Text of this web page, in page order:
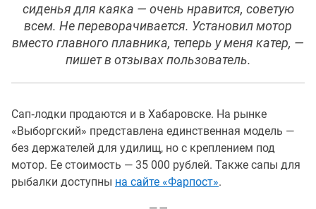
сиденья для каяка — очень нравится, советую
всем. Не переворачивается. Установил мотор
вместо главного плавника, теперь у меня катер, —
пишет в отзывах пользователь.
Сап‑лодки продаются и в Хабаровске. На рынке
«Выборгский» представлена единственная модель —
без держателей для удилищ, но с креплением под
мотор. Ее стоимость — 35 000 рублей. Также сапы для
рыбалки доступны на сайте «Фарпост».